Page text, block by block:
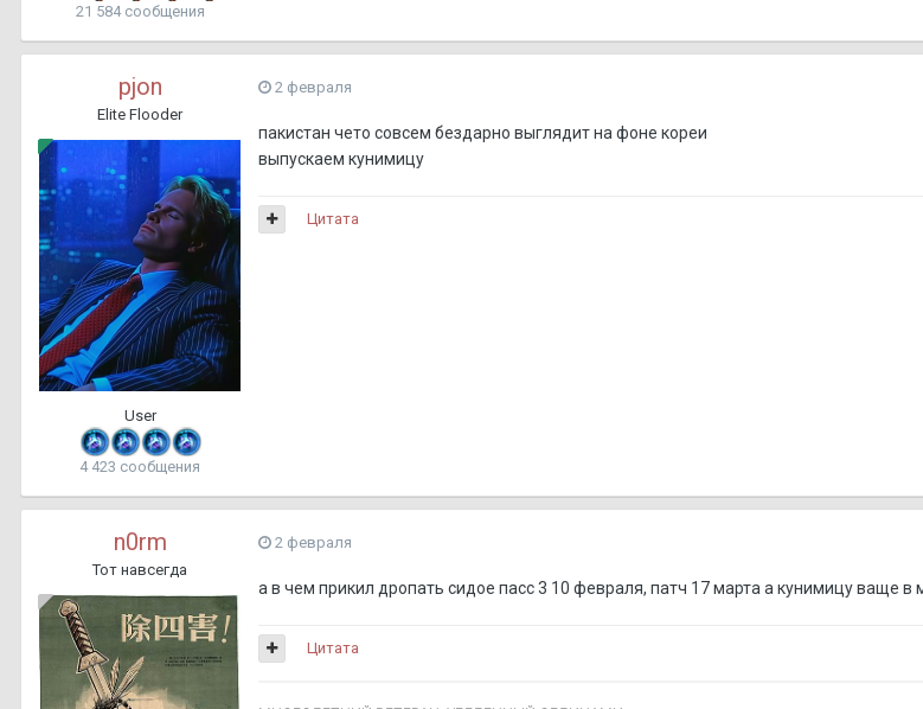
21 584 сообщения
pjon
Elite Flooder
User
4 423 сообщения
2 февраля
пакистан чето совсем бездарно выглядит на фоне кореи
выпускаем кунимицу
Цитата
n0rm
Тот навсегда
2 февраля
а в чем прикил дропать сидое пасс 3 10 февраля, патч 17 марта а кунимицу ваще в
Цитата